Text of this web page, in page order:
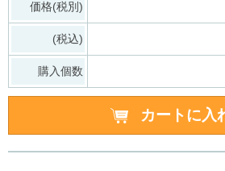
価格(税別)
(税込)
購入個数